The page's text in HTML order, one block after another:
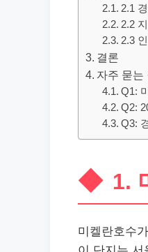
2.1
2.2
2.3
결론
자주 묻는
Q1:
Q2:
Q3:
1.
미켈란호수